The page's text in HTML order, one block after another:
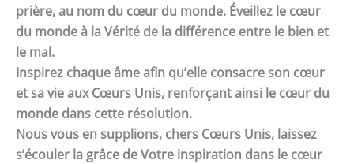
prière, au nom du cœur du monde. Éveillez le cœur
du monde à la Vérité de la différence entre le bien et
le mal.
Inspirez chaque âme afin qu’elle consacre son cœur
et sa vie aux Cœurs Unis, renforçant ainsi le cœur du
monde dans cette résolution.
Nous vous en supplions, chers Cœurs Unis, laissez
s’écouler la grâce de Votre inspiration dans le cœur